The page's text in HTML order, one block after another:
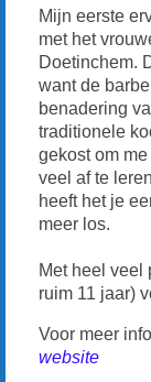
Mijn eerste
met het
Doetinchem.
want de
benadering
traditionele
gekost om
veel af te
heeft het je
meer los.
Met heel veel
ruim 11 jaar)
Voor meer
website